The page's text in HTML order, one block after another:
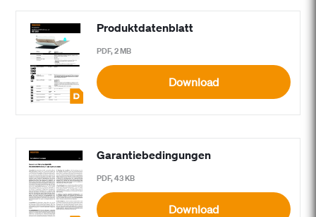
Produktdatenblatt
PDF, 2 MB
Download
Garantiebedingungen
PDF, 43 KB
Download